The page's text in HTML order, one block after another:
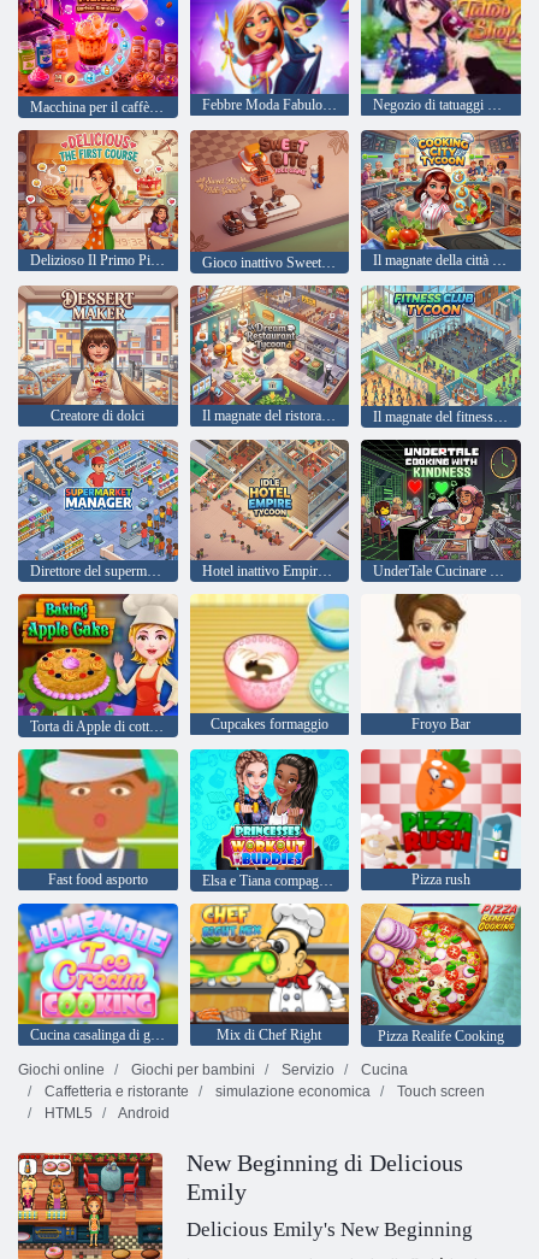
Febbre Moda Fabulous di Angela Negozio di tatuaggi divertente
Delizioso Il Primo Piatto Gioco inattivo Sweet Bite Il magnate della città di cucina
Creatore di dolci Il magnate del ristorante da sogno Il magnate del fitness club
Direttore del supermercato Hotel inattivo Empire Tycoon UnderTale Cucinare con gentilezza
Cupcakes formaggio Froyo Bar
Fast food asporto Elsa e Tiana compagni di allenamento Pizza rush
Cucina casalinga di gelato Mix di Chef Right
Pizza Realife Cooking
Giochi online
Giochi per bambini Servizio
Cucina
Caffetteria e ristorante
simulazione economica
Touch screen
HTML5
Android
New Beginning di Delicious
Emily
Delicious Emily's New Beginning